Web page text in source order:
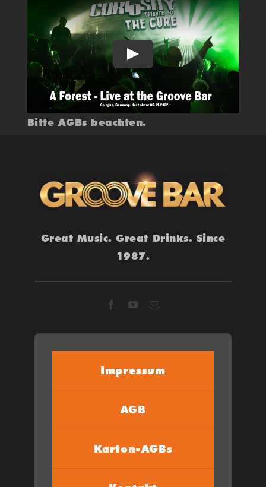
Play
Bitte AGBs beachten.
Great Music. Great Drinks. Since
1987.
Impressum
AGB
Karten-AGBs